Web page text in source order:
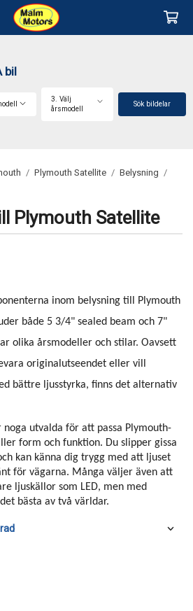
bil
3. Välj
årsmodell
Sök bildelar
/ Plymouth Satellite / Belysning /
Plymouth Satellite
inom belysning till Plymouth
både 5 3/4" sealed beam och 7"
olika årsmodeller och stilar. Oavsett
originalutseendet eller vill
bättre ljusstyrka, finns det alternativ
utvalda för att passa Plymouth-
form och funktion. Du slipper gissa
kan känna dig trygg med att ljuset
för vägarna. Många väljer även att
ljuskällor som LED, men med
bästa av två världar.